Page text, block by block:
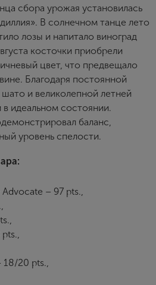
сбора урожая установилась
В солнечном танце лето
лозы и напитало виноград
косточки приобрели
цвет, что предвещало
Благодаря постоянной
и великолепной летней
идеальном состоянии.
баланс,
уровень спелости.
– 97 pts.,
18/20 pts.,